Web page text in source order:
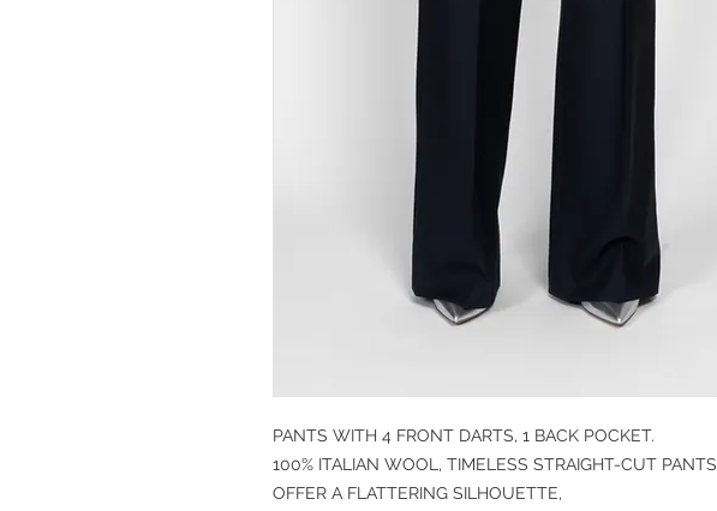
PANTS WITH 4 FRONT DARTS, 1 BACK POCKET.
100% ITALIAN WOOL, TIMELESS STRAIGHT-CUT PANTS
OFFER A FLATTERING SILHOUETTE,